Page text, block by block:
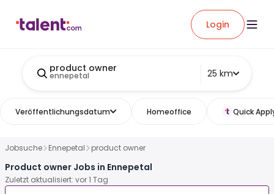
Login
product owner
ennepetal 25 km
Veröffentlichungsdatum Homeoffice Quick
Jobsuche Ennepetal product owner
Product owner Jobs in Ennepetal
Zuletzt aktualisiert: vor 1 Tag